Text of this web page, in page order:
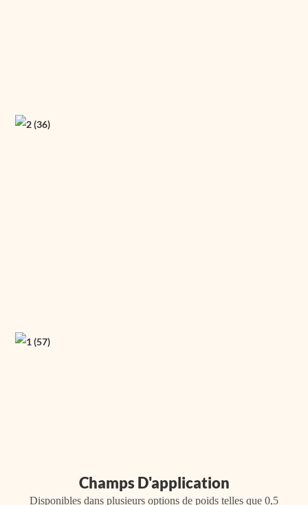
Champs D'application
Disponibles dans plusieurs options de poids telles que 0,5